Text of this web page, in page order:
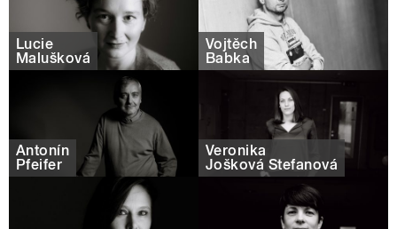
Lucie
Malušková
Vojtěch
Babka
Antonín
Pfeifer
Veronika
Jošková Štefanová